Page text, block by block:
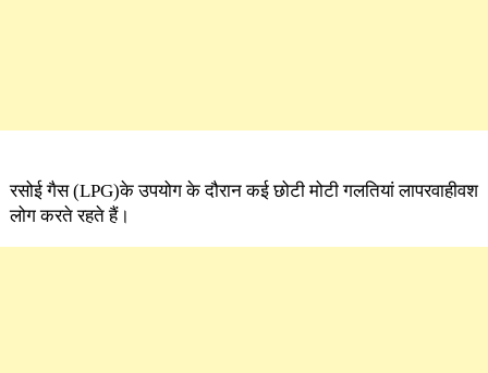
रसोई गैस (LPG)के उपयोग के दौरान कई छोटी मोटी गलतियां लापरवाहीवश
लोग करते रहते हैं।